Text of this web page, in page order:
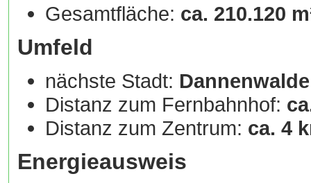
Gesamtfläche: ca. 210.120
Umfeld
nächste Stadt:
Distanz zum Fernbahnhof:
Distanz zum Zentrum: ca. 4
Energieausweis